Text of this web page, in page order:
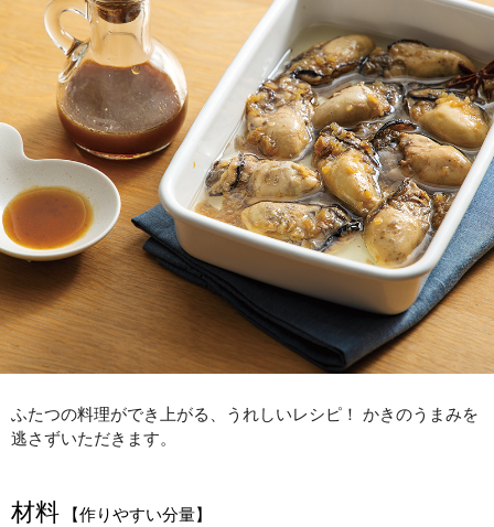
ふたつの料理ができ上がる、うれしいレシピ！ かきのうまみを
逃さずいただきます。
材料
【作りやすい分量】